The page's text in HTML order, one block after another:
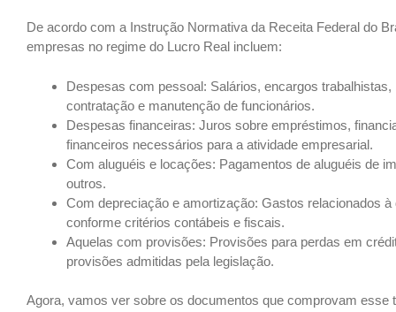
De acordo com a Instrução Normativa da Receita Federal do
empresas no regime do Lucro Real incluem:
Despesas com pessoal: Salários, encargos
contratação e manutenção de funcionários.
Despesas financeiras: Juros sobre empréstimos,
financeiros necessários para a atividade empresarial.
Com aluguéis e locações: Pagamentos de aluguéis de
outros.
Com depreciação e amortização: Gastos relacionados
conforme critérios contábeis e fiscais.
Aquelas com provisões: Provisões para perdas em
provisões admitidas pela legislação.
Agora, vamos ver sobre os documentos que comprovam esse